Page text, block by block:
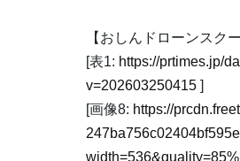
【おしんドローンスク
[表1: https://prtimes.jp/
v=202603250415 ]
[画像8: https://